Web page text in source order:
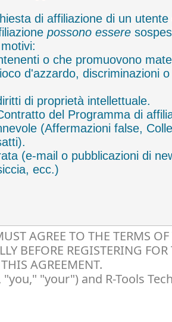
di affiliazione di un
possono essere
o che promuovono
d'azzardo, discriminazioni
di proprietà intellettuale.
del Programma di
(Affermazioni false,
(e-mail o pubblicazioni di
ecc.)